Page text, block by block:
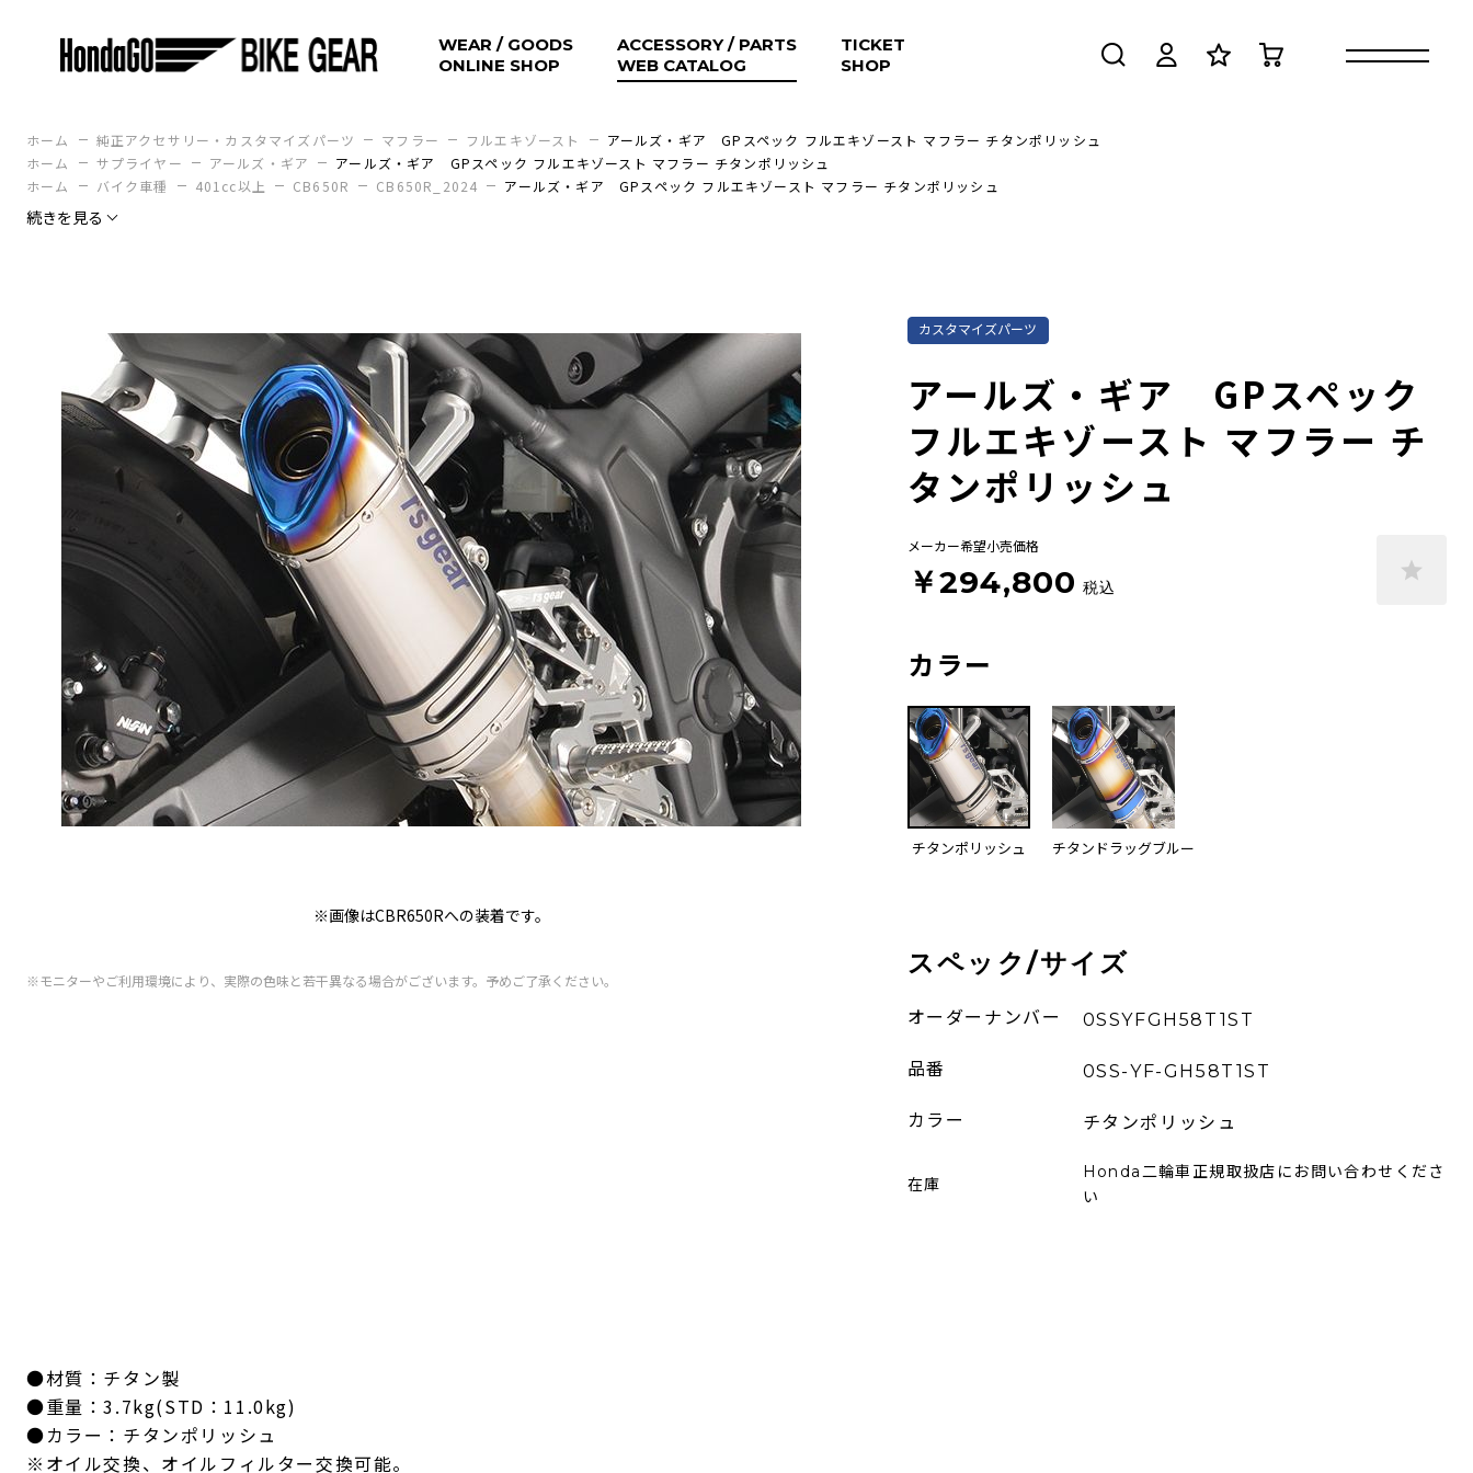
WEAR / GOODS
ONLINE SHOP
ACCESSORY / PARTS
WEB CATALOG
TICKET
SHOP
検索 ログイン お気に入り
ホーム 純正アクセサリー・カスタマイズパーツ マフラー フルエキゾースト
アールズ・ギア GPスペック フルエキゾースト マフラー チタンポリッシュ
ホーム
サプライヤー アールズ・ギア
アールズ・ギア GPスペック フルエキゾースト マフラー チタンポリッシュ
ホーム
バイク車種 401cc以上 CB650R CB650R_2024 アールズ・ギア GPスペック フルエキゾースト マフラー チタンポリッシュ
続きを見る
※画像はCBR650Rへの装着です。
※モニターやご利用環境により、実際の色味と若干異なる場合がございます。予めご了承ください。
カスタマイズパーツ
アールズ・ギア GPスペック
フルエキゾースト マフラー チ
タンポリッシュ
メーカー希望小売価格
￥294,800 税込
カラー
チタンポリッシュ チタンドラッグブルー
在庫
Honda二輪車正規取扱店にお問い合わせくださ
い
スペック/サイズ
オーダーナンバー 0SSYFGH58T1ST
品番 0SS-YF-GH58T1ST
カラー チタンポリッシュ
●材質：チタン製
●重量：3.7kg(STD：11.0kg)
●カラー：チタンポリッシュ
※オイル交換、オイルフィルター交換可能。